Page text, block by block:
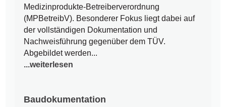
Medizinprodukte-Betreiberverordnung
(MPBetreibV). Besonderer Fokus liegt dabei auf
der vollständigen Dokumentation und
Nachweisführung gegenüber dem TÜV.
Abgebildet werden...
...weiterlesen
Baudokumentation